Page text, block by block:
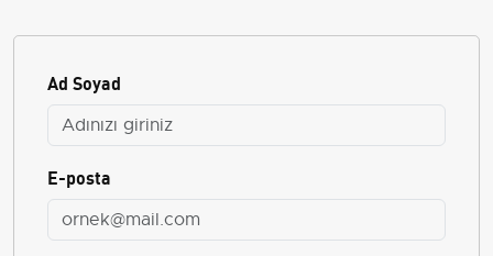
Ad Soyad
E-posta